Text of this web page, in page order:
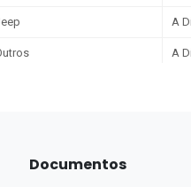
Documentos